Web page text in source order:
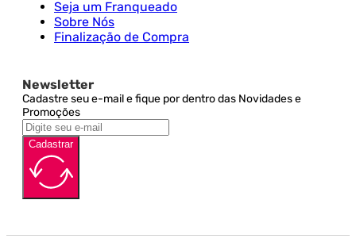
Seja um Franqueado
Sobre Nós
Finalização de Compra
Newsletter
Cadastre seu e-mail e fique por dentro das Novidades e
Promoções
Cadastrar